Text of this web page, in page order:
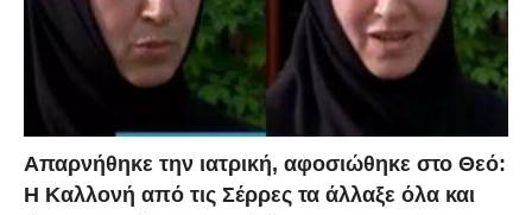
Απαρνήθηκε την ιατρική, αφοσιώθηκε στο Θεό:
Η Καλλονή από τις Σέρρες τα άλλαξε όλα και